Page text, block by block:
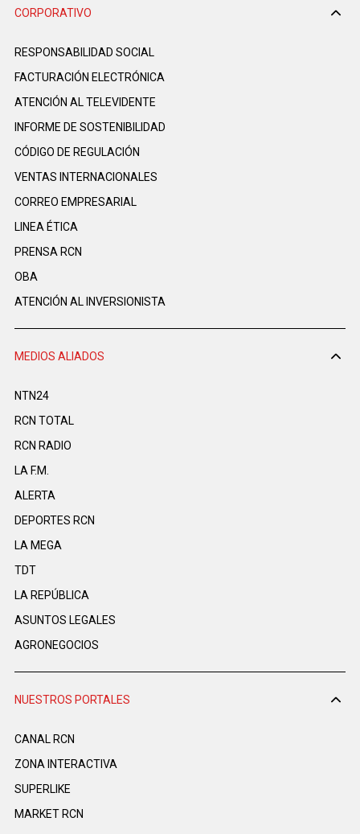
CORPORATIVO
RESPONSABILIDAD SOCIAL
FACTURACIÓN ELECTRÓNICA
ATENCIÓN AL TELEVIDENTE
INFORME DE SOSTENIBILIDAD
CÓDIGO DE REGULACIÓN
VENTAS INTERNACIONALES
CORREO EMPRESARIAL
LINEA ÉTICA
PRENSA RCN
OBA
ATENCIÓN AL INVERSIONISTA
MEDIOS ALIADOS
NTN24
RCN TOTAL
RCN RADIO
LA F.M.
ALERTA
DEPORTES RCN
LA MEGA
TDT
LA REPÚBLICA
ASUNTOS LEGALES
AGRONEGOCIOS
NUESTROS PORTALES
CANAL RCN
ZONA INTERACTIVA
SUPERLIKE
MARKET RCN